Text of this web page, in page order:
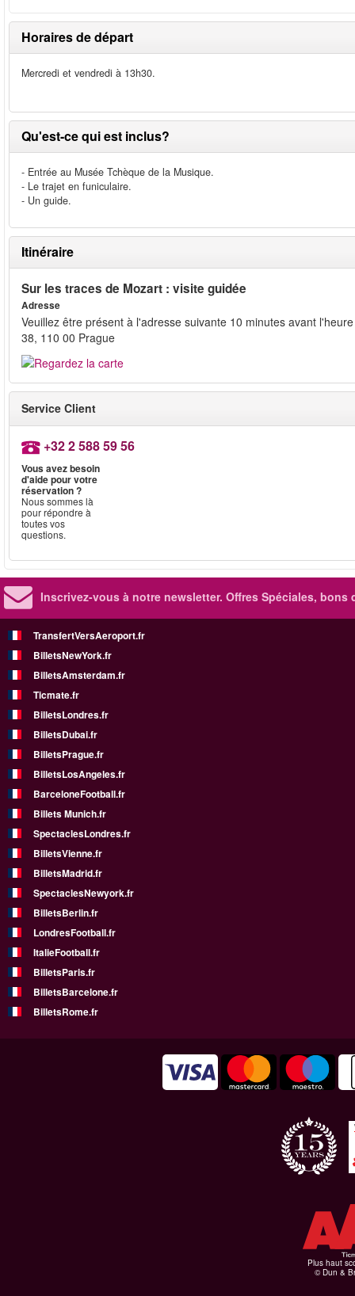
Horaires de départ
Mercredi et vendredi à 13h30.
Qu'est-ce qui est inclus?
- Entrée au Musée Tchèque de la Musique.
- Le trajet en funiculaire.
- Un guide.
Itinéraire
Sur les traces de Mozart : visite guidée
Adresse
Veuillez être présent à l'adresse suivante 10 minutes avant
38, 110 00 Prague
Service Client
+32 2 588 59 56
Vous avez besoin
d'aide pour votre
réservation ?
Nous sommes là
pour répondre à
toutes vos
questions.
Inscrivez-vous à notre newsletter. Offres Spéciales, bons
TransfertVersAeroport.fr
BilletsNewYork.fr
BilletsAmsterdam.fr
Ticmate.fr
BilletsLondres.fr
BilletsDubai.fr
BilletsPrague.fr
BilletsLosAngeles.fr
BarceloneFootball.fr
Billets Munich.fr
SpectaclesLondres.fr
BilletsVienne.fr
BilletsMadrid.fr
SpectaclesNewyork.fr
BilletsBerlin.fr
LondresFootball.fr
ItalieFootball.fr
BilletsParis.fr
BilletsBarcelone.fr
BilletsRome.fr
Plus haut
© Dun &